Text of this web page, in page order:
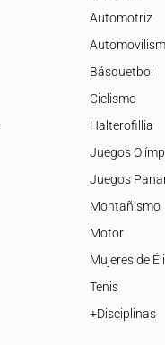
Automotriz
Básquetbol
Ciclismo
Halterofillia
Juegos
Juegos
Montañismo
Motor
Mujeres de
Tenis
+Disciplinas